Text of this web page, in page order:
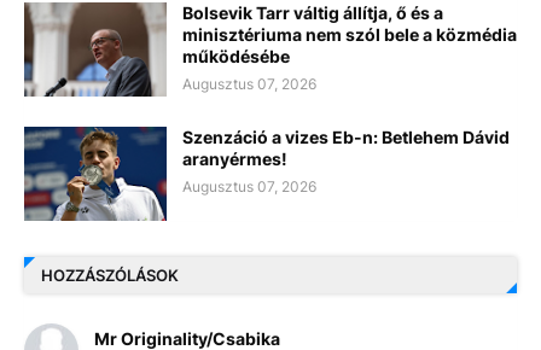
Bolsevik Tarr váltig állítja, ő és a
minisztériuma nem szól bele a közmédia
működésébe
Augusztus 07, 2026
Szenzáció a vizes Eb-n: Betlehem Dávid
aranyérmes!
Augusztus 07, 2026
HOZZÁSZÓLÁSOK
Mr Originality/Csabika